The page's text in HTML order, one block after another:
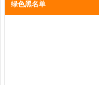
绿色黑名单